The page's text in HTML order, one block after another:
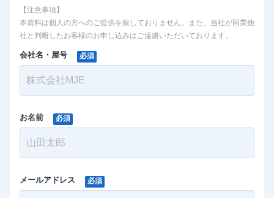
【注意事項】
本資料は個人の方へのご提供を致しておりません。また、当社が同業他
社と判断したお客様のお申し込みはご遠慮いただいております。
会社名・屋号 必須
お名前 必須
メールアドレス 必須